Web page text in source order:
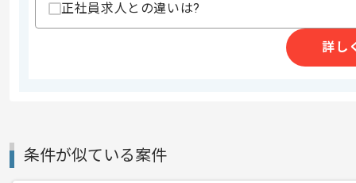
歓迎スキル
・アジャイルやスクラム開発でのマネジ
・Flutterやクラウドを用いた開発経験
正社員求人との違いは?
詳し
条件が似ている案件